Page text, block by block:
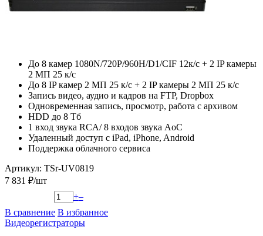
До 8 камер 1080N/720P/960H/D1/CIF 12к/с + 2 IP камеры
2 МП 25 к/с
До 8 IP камер 2 МП 25 к/с + 2 IP камеры 2 МП 25 к/с
Запись видео, аудио и кадров на FTP, Dropbox
Одновременная запись, просмотр, работа с архивом
HDD до 8 Тб
1 вход звука RCA/ 8 входов звука AoC
Удаленный доступ с iPad, iPhone, Android
Поддержка облачного сервиса
Артикул: TSr-UV0819
7 831 ₽/шт
+–
В сравнение В избранное
Видеорегистраторы